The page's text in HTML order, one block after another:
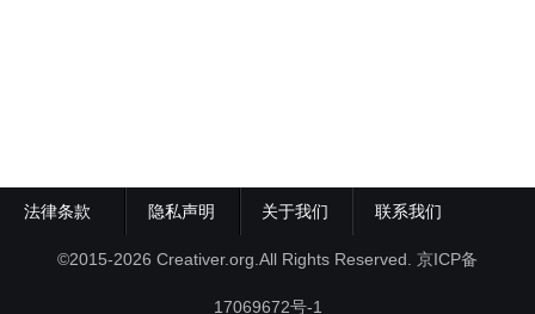
法律条款 隐私声明 关于我们 联系我们
©2015-2026 Creativer.org.All Rights Reserved. 京ICP备
17069672号-1